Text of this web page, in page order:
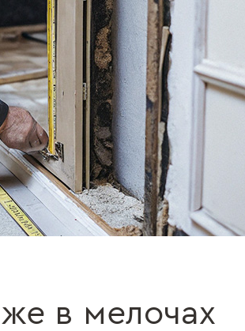
в мелочах